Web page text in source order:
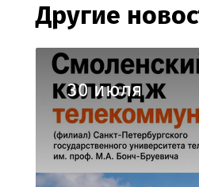
Другие
30 июля